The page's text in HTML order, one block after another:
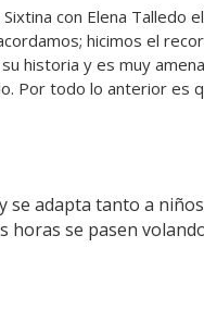
con Elena Talledo
hicimos el
historia y es muy
Por todo lo anterior es
adapta tanto a
horas se pasen